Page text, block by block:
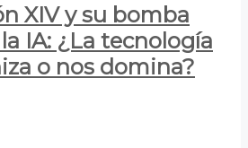
XIV y su bomba
IA: ¿La tecnología
o nos domina?